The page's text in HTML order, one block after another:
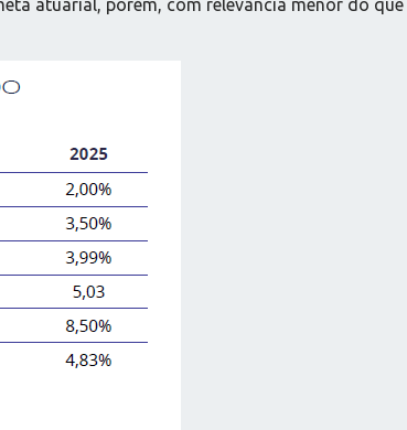
atuarial, porém, com relevância menor do